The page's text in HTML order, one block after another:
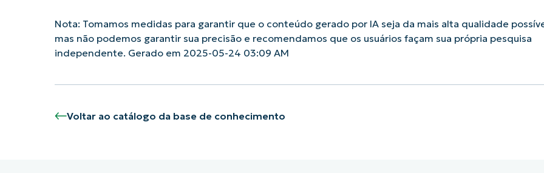
Nota: Tomamos medidas para garantir que o conteúdo gerado por IA seja da mais alta qualidade
mas não podemos garantir sua precisão e recomendamos que os usuários façam sua própria pesquisa
independente. Gerado em 2025-05-24 03:09 AM
Voltar ao catálogo da base de conhecimento